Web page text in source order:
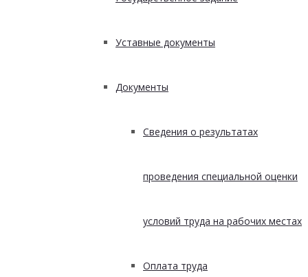
Уставные документы
Документы
Сведения о результатах
проведения специальной оценки
условий труда на рабочих местах
Оплата труда